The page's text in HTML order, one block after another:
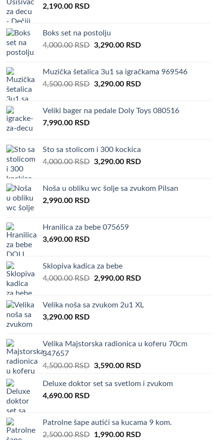
2,190.00 RSD
Boks set na postolju
4,000.00RSD Original
4,000.00 RSD.
3,290.00 RSDCurrent
3,290.00 RSD.
Muzička šetalica 3u1 sa igračkama 969546
4,500.00RSD Original
4,500.00 RSD.
3,290.00 RSDCurrent
3,290.00 RSD.
Veliki bager na pedale Doly Toys 080516
7,990.00 RSD
Sto sa stolicom i 300 kockica
4,000.00RSD Original
4,000.00 RSD.
3,290.00 RSDCurrent
3,290.00 RSD.
Noša u obliku wc šolje sa zvukom Pilsan
2,990.00 RSD
Hranilica za bebe 075659
3,690.00 RSD
Sklopiva kadica za bebe
4,000.00RSD Original
4,000.00 RSD.
2,990.00 RSDCurrent
2,990.00 RSD.
Velika noša sa zvukom 2u1 XL
3,290.00 RSD
Velika Majstorska radionica u koferu 70cm
347657
4,500.00RSD Original
was:
3,590.00 RSDCurrent
is:
Deluxe doktor set sa svetlom i zvukom
4,690.00 RSD
Patrolne šape autići sa kucama 9 kom.
2,500.00RSD Original
1,990.00 RSDCurrent